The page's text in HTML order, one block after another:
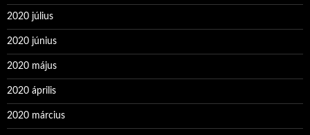
2020 július
2020 június
2020 május
2020 április
2020 március